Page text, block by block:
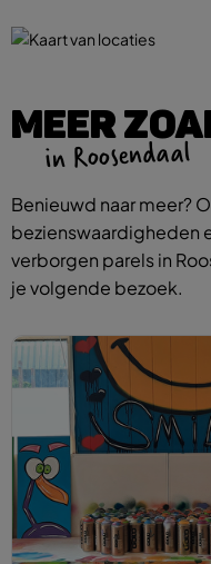
MEER
in Roosendaal
Benieuwd naar meer?
bezienswaardigheden
verborgen parels in
je volgende bezoek.